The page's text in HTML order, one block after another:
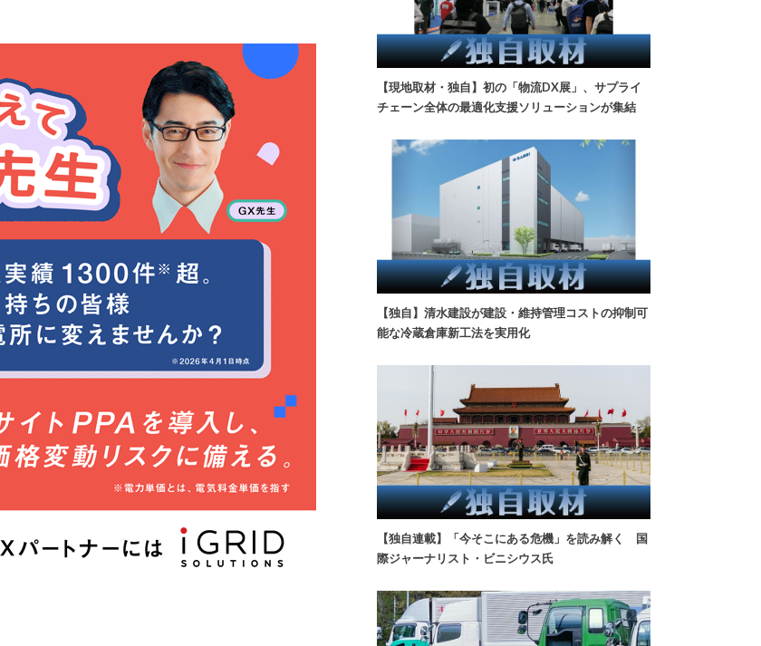
【現地取材・独自】初の「物流DX展」、サプライ
チェーン全体の最適化支援ソリューションが集結
【独自】清水建設が建設・維持管理コストの抑制可
能な冷蔵倉庫新工法を実用化
【独自連載】「今そこにある危機」を読み解く 国
際ジャーナリスト・ビニシウス氏